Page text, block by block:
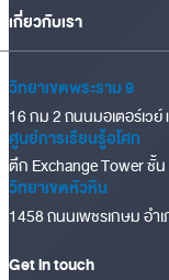
เกี่ยวกับเรา
วิทยาเขตพระราม 9
16 กม 2 ถนนมอเตอร์เวย์
ศูนย์การเรียนรู้อโศก
ตึก Exchange Tower ชั้
วิทยาเขตหัวหิน
1458 ถนนเพชรเกษม อำ
Get in touch